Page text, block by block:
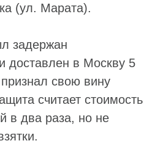
(ул. Марата).
задержан
доставлен в Москву 5
свою вину
считает стоимость
в два раза, но не